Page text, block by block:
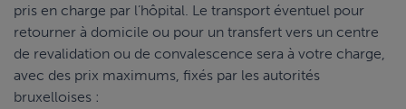
pris en charge par l’hôpital. Le transport éventuel pour
retourner à domicile ou pour un transfert vers un centre
de revalidation ou de convalescence sera à votre charge,
avec des prix maximums, fixés par les autorités
bruxelloises :